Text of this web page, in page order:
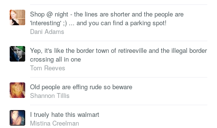
Shop @ night - the lines are shorter and the people are
'interesting' ;) ... and you can find a parking spot!
Dani Adams
Yep, it's like the border town of retireeville and the illegal border
crossing all in one
Tom Reeves
Old people are effing rude so beware
Shannon Tillis
I truely hate this walmart
Mistina Creelman